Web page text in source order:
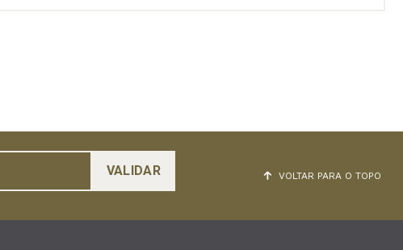
VOLTAR PARA O TOPO